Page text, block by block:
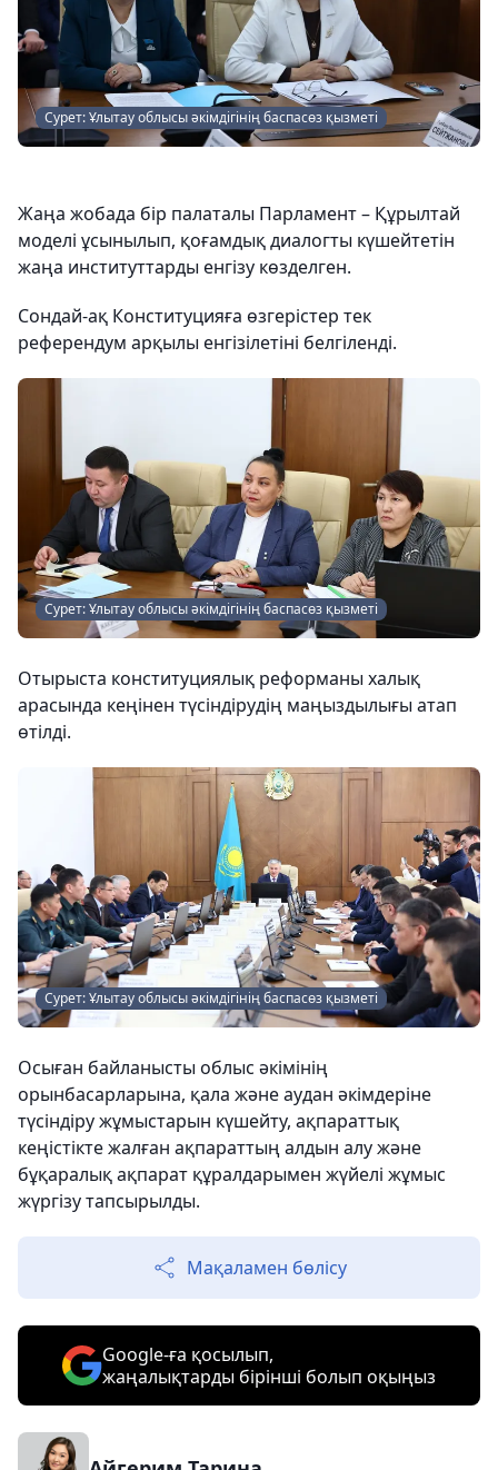
Сурет: Ұлытау облысы әкімдігінің баспасөз қызметі
Жаңа жобада бір палаталы Парламент – Құрылтай
моделі ұсынылып, қоғамдық диалогты күшейтетін
жаңа институттарды енгізу көзделген.
Сондай-ақ Конституцияға өзгерістер тек
референдум арқылы енгізілетіні белгіленді.
Сурет: Ұлытау облысы әкімдігінің баспасөз қызметі
Отырыста конституциялық реформаны халық
арасында кеңінен түсіндірудің маңыздылығы атап
өтілді.
Сурет: Ұлытау облысы әкімдігінің баспасөз қызметі
Осыған байланысты облыс әкімінің
орынбасарларына, қала және аудан әкімдеріне
түсіндіру жұмыстарын күшейту, ақпараттық
кеңістікте жалған ақпараттың алдын алу және
бұқаралық ақпарат құралдарымен жүйелі жұмыс
жүргізу тапсырылды.
Мақаламен бөлісу
Google-ға қосылып,
жаңалықтарды бірінші болып оқыңыз